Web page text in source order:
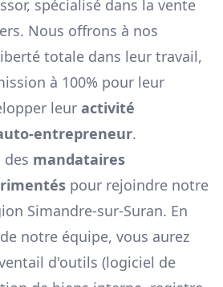
spécialisé dans la vente
Nous offrons à nos
totale dans leur travail,
à 100% pour leur
leur activité
entrepreneur.
des mandataires
pour rejoindre notre
Simandre-sur-Suran. En
notre équipe, vous aurez
d'outils (logiciel de